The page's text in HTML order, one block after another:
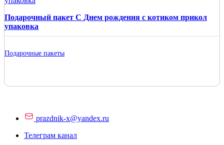
Подарочный пакет С Днем рождения с котиком прикол
упаковка
Подарочные пакеты
prazdnik-x@yandex.ru
Телеграм канал